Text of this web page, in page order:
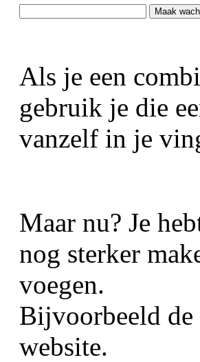
Als je een
gebruik je die
vanzelf in je
Maar nu? Je
nog sterker
voegen.
Bijvoorbeeld de
website.